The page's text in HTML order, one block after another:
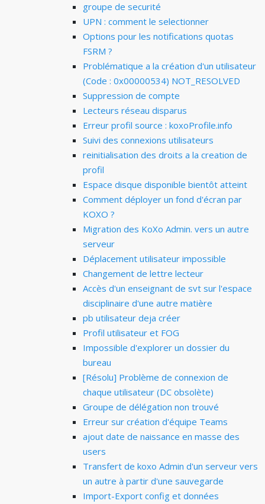
groupe de securité
UPN : comment le selectionner
Options pour les notifications quotas
FSRM ?
Problématique a la création d'un utilisateur
(Code : 0x00000534) NOT_RESOLVED
Suppression de compte
Lecteurs réseau disparus
Erreur profil source : koxoProfile.info
Suivi des connexions utilisateurs
reinitialisation des droits a la creation de
profil
Espace disque disponible bientôt atteint
Comment déployer un fond d'écran par
KOXO ?
Migration des KoXo Admin. vers un autre
serveur
Déplacement utilisateur impossible
Changement de lettre lecteur
Accès d'un enseignant de svt sur l'espace
disciplinaire d'une autre matière
pb utilisateur deja créer
Profil utilisateur et FOG
Impossible d'explorer un dossier du
bureau
[Résolu] Problème de connexion de
chaque utilisateur (DC obsolète)
Groupe de délégation non trouvé
Erreur sur création d'équipe Teams
ajout date de naissance en masse des
users
Transfert de koxo Admin d'un serveur vers
un autre à partir d'une sauvegarde
Import-Export config et données